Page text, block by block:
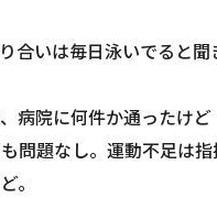
合いは毎日泳いでると聞
病院に何件か通ったけど
問題なし。運動不足は指
。